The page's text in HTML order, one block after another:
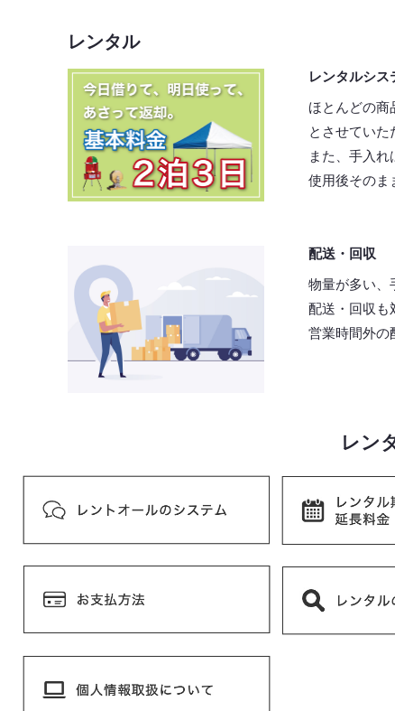
レンタル
レンタルシス
ほとんどの商
とさせていた
また、手入れ
使用後そのま
配送・回収
物量が多い、
配送・回収も
営業時間外の
レン